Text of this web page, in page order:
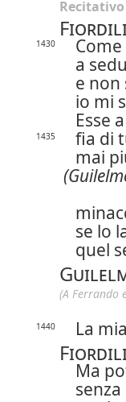
Recitativo
1430
a
e non
io mi
Esse
1435
fia di
mai
se lo
quel
(A Ferrando
1440 La
Ma